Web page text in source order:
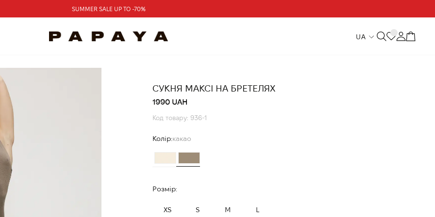
SUMMER SALE UP TO -70%
UA
СУКНЯ МАКСІ НА БРЕТЕЛЯХ
1990 UAH
Код товару: 936-1
Колір:какао
Розмір:
XS S M L